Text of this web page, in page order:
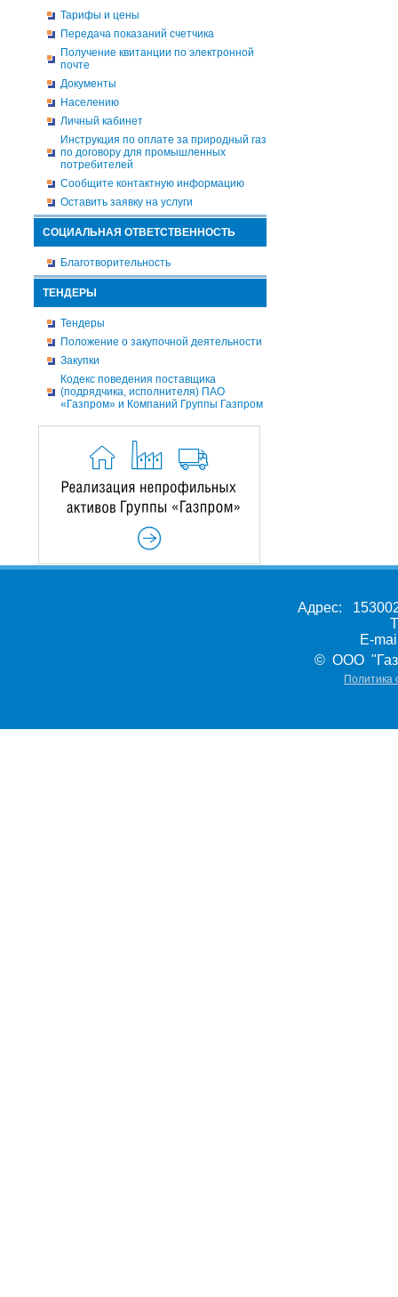
Тарифы и цены
Передача показаний счетчика
Получение квитанции по электронной
почте
Документы
Населению
Личный кабинет
Инструкция по оплате за природный газ
по договору для промышленных
потребителей
Сообщите контактную информацию
Оставить заявку на услуги
СОЦИАЛЬНАЯ ОТВЕТСТВЕННОСТЬ
Благотворительность
ТЕНДЕРЫ
Тендеры
Положение о закупочной деятельности
Закупки
Кодекс поведения поставщика
(подрядчика, исполнителя) ПАО
«Газпром» и Компаний Группы Газпром
Адрес:
E-
© ООО
Политика